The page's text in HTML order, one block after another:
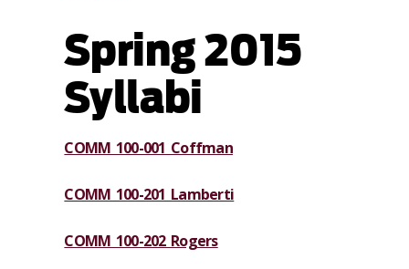
Spring 2015
Syllabi
COMM 100-001 Coffman
COMM 100-201 Lamberti
COMM 100-202 Rogers